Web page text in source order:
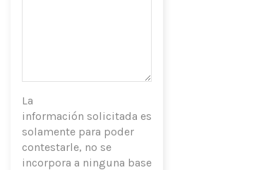
La
información solicitada es
solamente para poder
contestarle, no se
incorpora a ninguna base